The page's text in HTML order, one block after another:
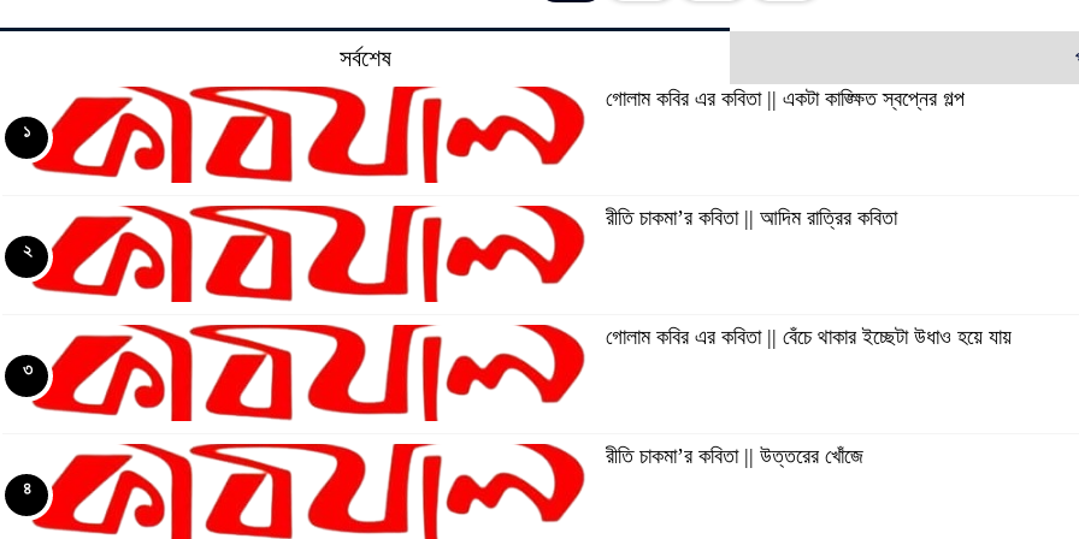
সর্বশেষ
গোলাম কবির এর কবিতা || একটা কাঙ্ক্ষিত স্বপ্নের গল্প
১
রীতি চাকমা’র কবিতা || আদিম রাত্রির কবিতা
২
গোলাম কবির এর কবিতা || বেঁচে থাকার ইচ্ছেটা উধাও হয়ে যায়
৩
রীতি চাকমা’র কবিতা || উত্তরের খোঁজে
৪